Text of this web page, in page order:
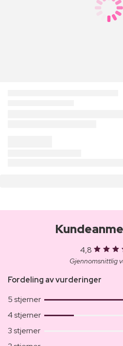
4,8
Gjennomsnittlig
Fordeling av vurderinger
5 stjerner
4 stjerner
3 stjerner